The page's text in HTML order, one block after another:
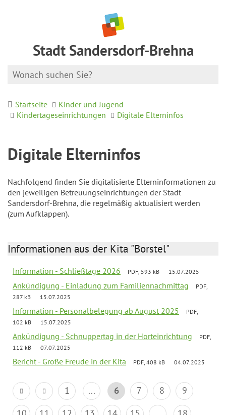
Stadt Sandersdorf-Brehna
Startseite
Kinder und Jugend
Kindertageseinrichtungen
Digitale Elterninfos
Digitale Elterninfos
Nachfolgend finden Sie digitalisierte Elterninformationen zu
den jeweiligen Betreuungseinrichtungen der Stadt
Sandersdorf-Brehna, die regelmäßig aktualisiert werden
(zum Aufklappen).
Informationen aus der Kita "Borstel"
Information - Schließtage 2026 PDF, 593 kB 15.07.2025
Ankündigung - Einladung zum Familiennachmittag
PDF,
287 kB
15.07.2025
Information - Personalbelegung ab August 2025
PDF,
102 kB
15.07.2025
Ankündigung - Schnuppertag in der Horteinrichtung
PDF,
112 kB
07.07.2025
Bericht - Große Freude in der Kita PDF, 408 kB 04.07.2025
1 ... 6 7 8
9